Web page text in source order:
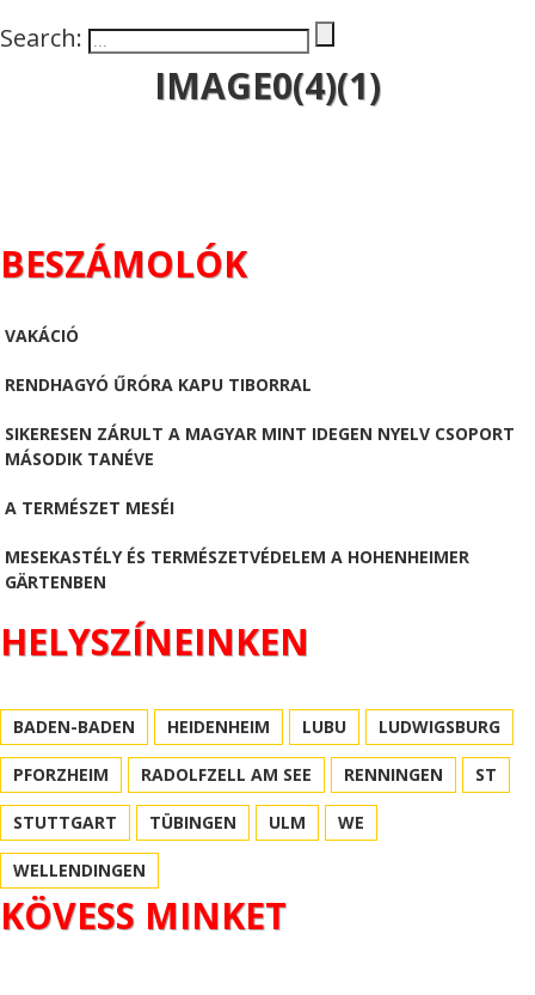
Search:
IMAGE0(4)(1)
BESZÁMOLÓK
VAKÁCIÓ
RENDHAGYÓ ŰRÓRA KAPU TIBORRAL
SIKERESEN ZÁRULT A MAGYAR MINT IDEGEN NYELV CSOPORT
MÁSODIK TANÉVE
A TERMÉSZET MESÉI
MESEKASTÉLY ÉS TERMÉSZETVÉDELEM A HOHENHEIMER
GÄRTENBEN
HELYSZÍNEINKEN
BADEN-BADEN HEIDENHEIM LUBU LUDWIGSBURG
PFORZHEIM RADOLFZELL AM SEE RENNINGEN ST
STUTTGART TÜBINGEN ULM WE
WELLENDINGEN
KÖVESS MINKET